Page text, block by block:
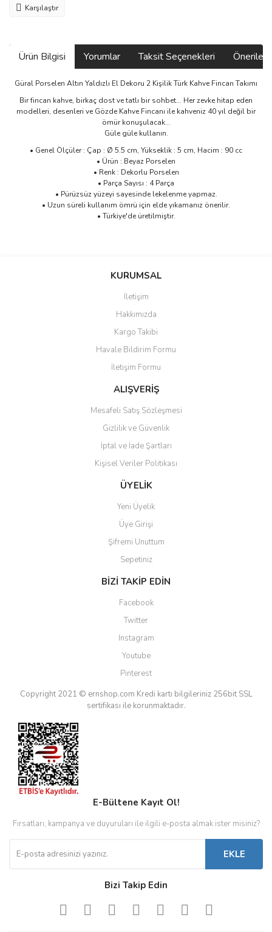
Karşılaştır
Ürün Bilgisi Yorumlar Taksit Seçenekleri
Güral Porselen Altın Yaldızlı El Dekoru 2 Kişilik Türk Kahve Fincan Takımı
Bir fincan kahve, birkaç dost ve tatlı bir sohbet... Her zevke hitap eden
modelleri, desenleri ve Gözde Kahve Fincanı ile kahveniz 40 yıl değil bir
ömür konuşulacak...
Güle güle kullanın.
• Genel Ölçüler : Çap : Ø 5.5 cm, Yükseklik : 5 cm, Hacim : 90 cc
• Ürün : Beyaz Porselen
• Renk : Dekorlu Porselen
• Parça Sayısı : 4 Parça
• Pürüzsüz yüzeyi sayesinde lekelenme yapmaz.
• Uzun süreli kullanım ömrü için elde yıkamanız önerilir.
• Türkiye'de üretilmiştir.
Bu ürüne ilk yorumu siz yapın!
Ürün resmi kalitesiz, bozuk veya görüntülenemiyor.
Ürün açıklamasında eksik bilgiler bulunuyor.
Ürün bilgilerinde hatalar bulunuyor.
Ürün fiyatı diğer sitelerden daha pahalı.
Bu ürüne benzer farklı alternatifler olmalı.
Gönder
KURUMSAL
İletişim
Hakkımızda
Kargo Takibi
Havale Bildirim Formu
İletişim Formu
ALIŞVERİŞ
Mesafeli Satış Sözleşmesi
Gizlilik ve Güvenlik
İptal ve İade Şartları
Kişisel Veriler Politikası
ÜYELİK
Yeni Üyelik
Üye Girişi
Şifremi Unuttum
Sepetiniz
BİZİ TAKİP EDİN
Facebook
Twitter
Instagram
Youtube
Pinterest
Copyright 2021 © ernshop.com Kredi kartı bilgileriniz 256bit SSL
sertifikası ile korunmaktadır.
E-Bültene Kayıt Ol!
Fırsatları, kampanya ve duyuruları ile ilgili e-posta almak ister misiniz?
EKLE
Bizi Takip Edin